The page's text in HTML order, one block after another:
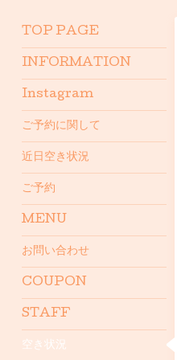
TOP PAGE
INFORMATION
Instagram
ご予約に関して
近日空き状況
ご予約
MENU
お問い合わせ
COUPON
STAFF
空き状況